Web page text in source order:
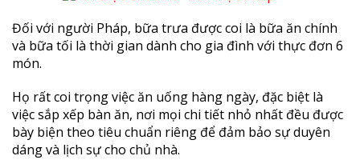
Đối với người Pháp, bữa trưa được coi là bữa ăn chính
và bữa tối là thời gian dành cho gia đình với thực đơn 6
món.
Họ rất coi trọng việc ăn uống hàng ngày, đặc biệt là
việc sắp xếp bàn ăn, nơi mọi chi tiết nhỏ nhất đều được
bày biện theo tiêu chuẩn riêng để đảm bảo sự duyên
dáng và lịch sự cho chủ nhà.